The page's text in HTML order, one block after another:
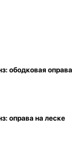
ободковая оправа
оправа на леске